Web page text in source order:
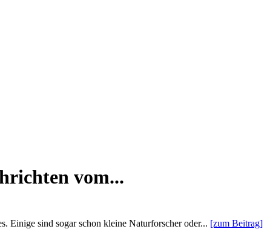
vom...
Einige sind sogar schon kleine Naturforscher oder... [zum Beitrag]